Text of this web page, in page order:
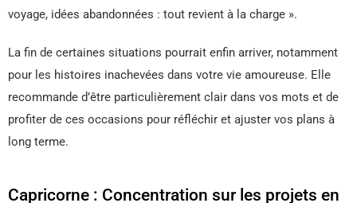
voyage, idées abandonnées : tout revient à la charge ».
La fin de certaines situations pourrait enfin arriver, notamment
pour les histoires inachevées dans votre vie amoureuse. Elle
recommande d’être particulièrement clair dans vos mots et de
profiter de ces occasions pour réfléchir et ajuster vos plans à
long terme.
Capricorne : Concentration sur les projets en